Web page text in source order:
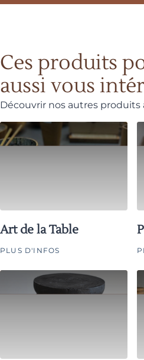
Ces produits
aussi vous
Découvrir nos autres produits
Art de la Table
PLUS D'INFOS